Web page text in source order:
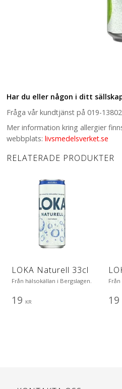
Har du eller någon i ditt
Fråga vår kundtjänst på 019-
Mer information kring allergier
webbplats:livsmedelsverket.se
RELATERADE PRODUKTER
LOKA Naturell 33cl
Från hälsokällan i Bergslagen.
19 KR 19